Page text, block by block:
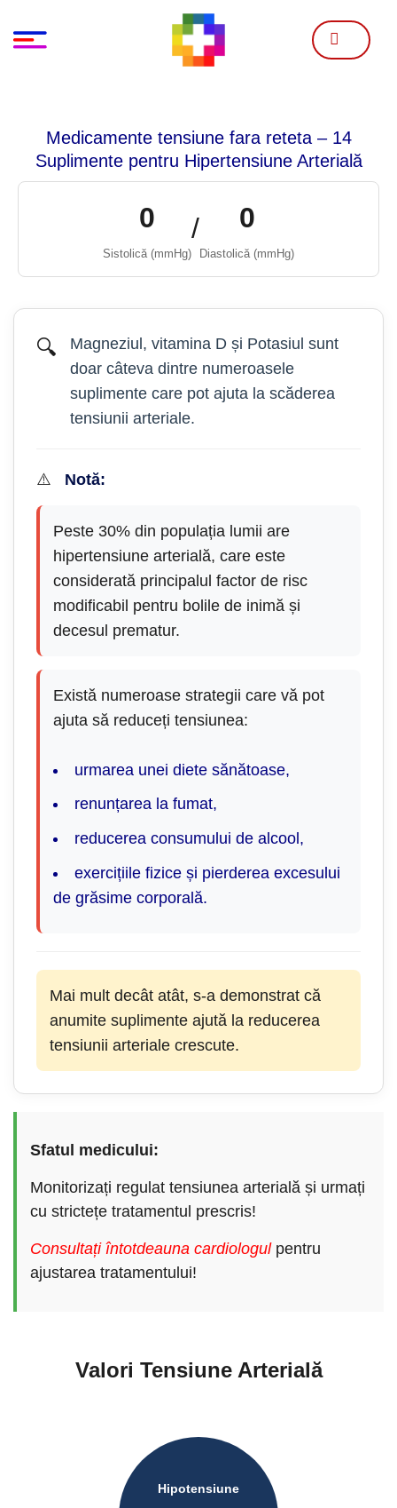
content
Medicamente tensiune fara reteta – 14
Suplimente pentru Hipertensiune Arterială
0
Sistolică (mmHg)
/ 0
Diastolică (mmHg)
🔍
Magneziul, vitamina D și Potasiul sunt
doar câteva dintre numeroasele
suplimente care pot ajuta la scăderea
tensiunii arteriale.
⚠️ Notă:
Peste 30% din populația lumii are
hipertensiune arterială, care este
considerată principalul factor de risc
modificabil pentru bolile de inimă și
decesul prematur.
Există numeroase strategii care vă pot
ajuta să reduceți tensiunea:
urmarea unei diete sănătoase,
renunțarea la fumat,
reducerea consumului de alcool,
exercițiile fizice și pierderea excesului
de grăsime corporală.
Mai mult decât atât, s-a demonstrat că
anumite suplimente ajută la reducerea
tensiunii arteriale crescute.
Sfatul medicului:
Monitorizați regulat tensiunea arterială și urmați
cu strictețe tratamentul prescris!
Consultați întotdeauna cardiologulpentru
ajustarea tratamentului!
Valori Tensiune Arterială
Hipotensiune